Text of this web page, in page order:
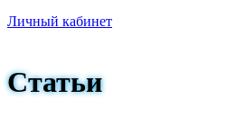
Личный кабинет
Статьи